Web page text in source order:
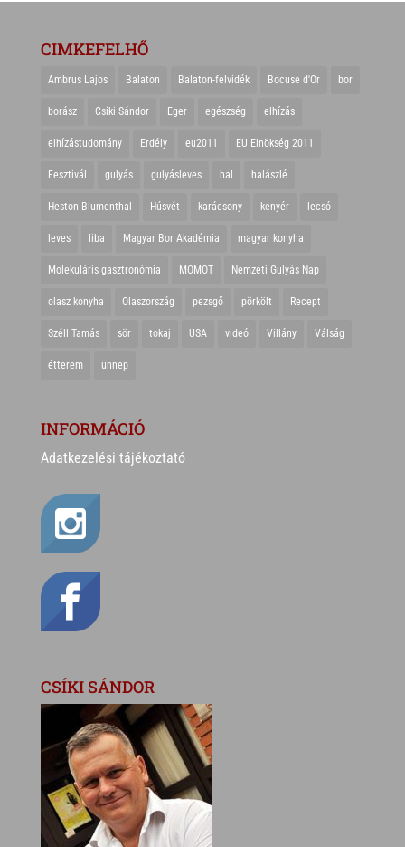
CIMKEFELHŐ
Ambrus Lajos Balaton Balaton-felvidék Bocuse d'Or bor
borász Csíki Sándor Eger egészség elhízás
elhízástudomány Erdély eu2011 EU Elnökség 2011
Fesztivál gulyás gulyásleves hal halászlé
Heston Blumenthal Húsvét karácsony kenyér lecsó
leves liba Magyar Bor Akadémia magyar konyha
Molekuláris gasztronómia MOMOT Nemzeti Gulyás Nap
olasz konyha Olaszország pezsgő pörkölt Recept
Széll Tamás sör tokaj USA videó Villány Válság
étterem ünnep
INFORMÁCIÓ
Adatkezelési tájékoztató
CSÍKI SÁNDOR